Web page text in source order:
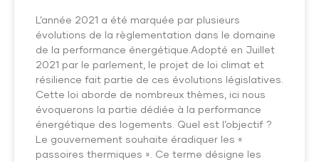
L’année 2021 a été marquée par plusieurs
évolutions de la règlementation dans le domaine
de la performance énergétique.Adopté en Juillet
2021 par le parlement, le projet de loi climat et
résilience fait partie de ces évolutions législatives.
Cette loi aborde de nombreux thèmes, ici nous
évoquerons la partie dédiée à la performance
énergétique des logements. Quel est l’objectif ?
Le gouvernement souhaite éradiquer les «
passoires thermiques ». Ce terme désigne les